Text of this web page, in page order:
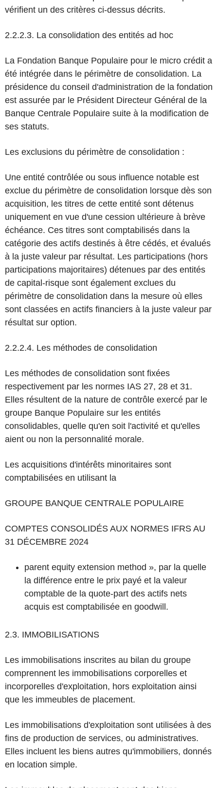
vérifient un des critères ci-dessus décrits.
2.2.2.3. La consolidation des entités ad hoc
La Fondation Banque Populaire pour le micro crédit a
été intégrée dans le périmètre de consolidation. La
présidence du conseil d'administration de la fondation
est assurée par le Président Directeur Général de la
Banque Centrale Populaire suite à la modification de
ses statuts.
Les exclusions du périmètre de consolidation :
Une entité contrôlée ou sous influence notable est
exclue du périmètre de consolidation lorsque dès son
acquisition, les titres de cette entité sont détenus
uniquement en vue d'une cession ultérieure à brève
échéance. Ces titres sont comptabilisés dans la
catégorie des actifs destinés à être cédés, et évalués
à la juste valeur par résultat. Les participations (hors
participations majoritaires) détenues par des entités
de capital-risque sont également exclues du
périmètre de consolidation dans la mesure où elles
sont classées en actifs financiers à la juste valeur par
résultat sur option.
2.2.2.4. Les méthodes de consolidation
Les méthodes de consolidation sont fixées
respectivement par les normes IAS 27, 28 et 31.
Elles résultent de la nature de contrôle exercé par le
groupe Banque Populaire sur les entités
consolidables, quelle qu'en soit l'activité et qu'elles
aient ou non la personnalité morale.
Les acquisitions d'intérêts minoritaires sont
comptabilisées en utilisant la
GROUPE BANQUE CENTRALE POPULAIRE
COMPTES CONSOLIDÉS AUX NORMES IFRS AU
31 DÉCEMBRE 2024
parent equity extension method », par la quelle
la différence entre le prix payé et la valeur
comptable de la quote-part des actifs nets
acquis est comptabilisée en goodwill.
2.3. IMMOBILISATIONS
Les immobilisations inscrites au bilan du groupe
comprennent les immobilisations corporelles et
incorporelles d'exploitation, hors exploitation ainsi
que les immeubles de placement.
Les immobilisations d'exploitation sont utilisées à des
fins de production de services, ou administratives.
Elles incluent les biens autres qu'immobiliers, donnés
en location simple.